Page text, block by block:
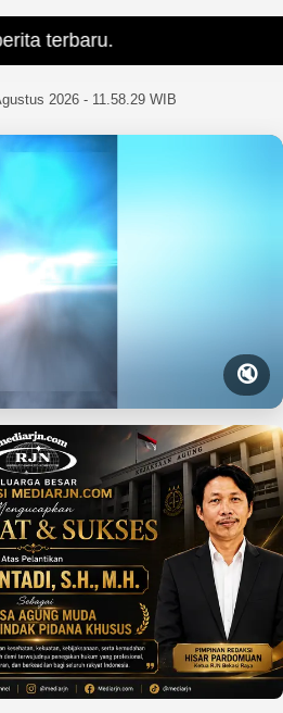
terbaru.
2026 - 11.58.30 WIB
🔇